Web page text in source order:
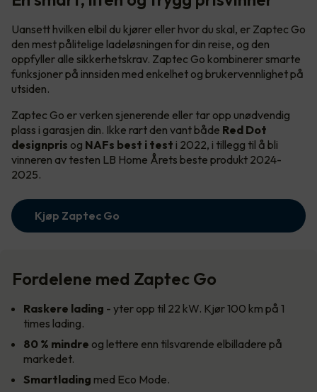
Uansett hvilken elbil du kjører eller hvor du skal, er Zaptec Go
den mest pålitelige ladeløsningen for din reise, og den
oppfyller alle sikkerhetskrav. Zaptec Go kombinerer smarte
funksjoner på innsiden med enkelhet og brukervennlighet på
utsiden.
Zaptec Go er verken sjenerende eller tar opp unødvendig
plass i garasjen din. Ikke rart den vant både Red Dot
designpris og NAFs best i test i 2022, i tillegg til å bli
vinneren av testen LB Home Årets beste produkt 2024-
2025.
Kjøp Zaptec Go
Fordelene med Zaptec Go
Raskere lading - yter opp til 22 kW. Kjør 100 km på 1
times lading.
80 % mindre og lettere enn tilsvarende elbilladere på
markedet.
Smartlading med Eco Mode.